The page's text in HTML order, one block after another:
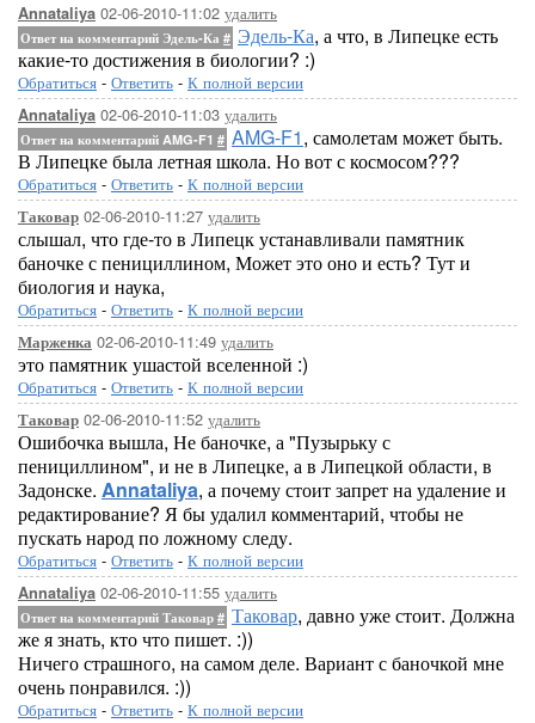
Annataliya 02-06-2010-11:02 удалить
Ответ на комментарий Эдель-Ка # Эдель-Ка, а что, в Липецке есть
какие-то достижения в биологии? :)
Обратиться - Ответить - К полной версии
Annataliya 02-06-2010-11:03 удалить
Ответ на комментарий AMG-F1 # AMG-F1, самолетам может быть.
В Липецке была летная школа. Но вот с космосом???
Обратиться - Ответить - К полной версии
Таковар 02-06-2010-11:27 удалить
слышал, что где-то в Липецк устанавливали памятник
баночке с пенициллином, Может это оно и есть? Тут и
биология и наука,
Обратиться - Ответить - К полной версии
Марженка 02-06-2010-11:49 удалить
это памятник ушастой вселенной :)
Обратиться - Ответить - К полной версии
Таковар 02-06-2010-11:52 удалить
Ошибочка вышла, Не баночке, а "Пузырьку с
пенициллином", и не в Липецке, а в Липецкой области, в
Задонске. Annataliya, а почему стоит запрет на удаление и
редактирование? Я бы удалил комментарий, чтобы не
пускать народ по ложному следу.
Обратиться - Ответить - К полной версии
Annataliya 02-06-2010-11:55 удалить
Ответ на комментарий Таковар # Таковар, давно уже стоит. Должна
же я знать, кто что пишет. :))
Ничего страшного, на самом деле. Вариант с баночкой мне
очень понравился. :))
Обратиться - Ответить - К полной версии